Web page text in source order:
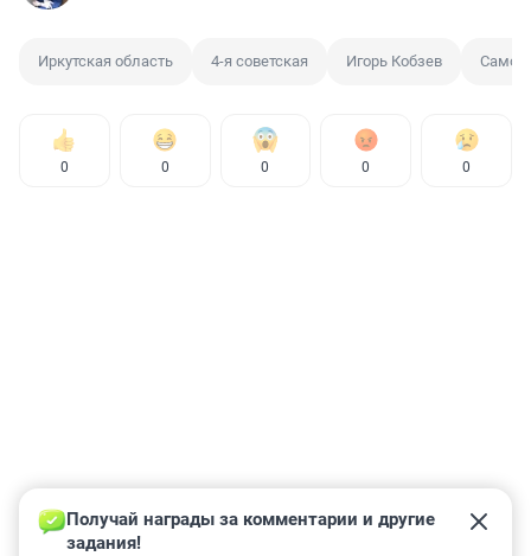
Иркутская область 4-я советская Игорь Кобзев
0 0 0 0 0
Получай награды за комментарии и другие
задания!